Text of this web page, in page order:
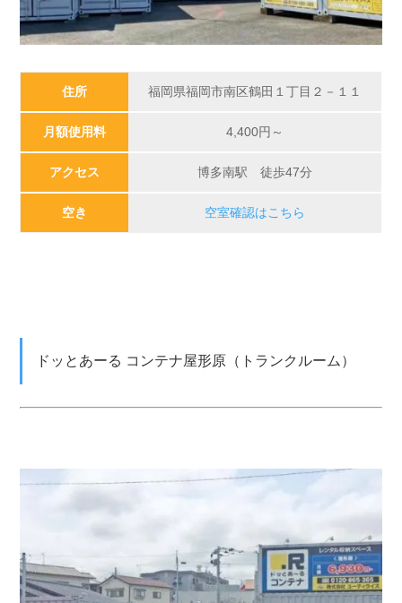
住所 福岡県福岡市南区鶴田１丁目２－１１
月額使用料 4,400円～
アクセス 博多南駅 徒歩47分
空き 空室確認はこちら
ドッとあーる コンテナ屋形原（トランクルーム）